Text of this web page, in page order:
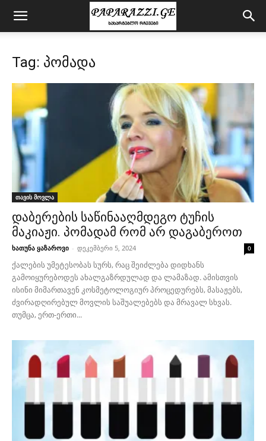
Tag: პომადა
თავის მოვლა
დაბერების საწინააღმდეგო ტუჩის
მაკიაჟი. პომადამ რომ არ დაგაბეროთ
ხათუნა ყაზაროვი - დეკემბერი 5, 2024 0
ქალების უმეტესობას სურს, რაც შეიძლება დიდხანს
გამოიყურებოდეს ახალგაზრდულად და ლამაზად. ამისთვის
ისინი მიმართავენ კოსმეტოლოგიურ პროცედურებს, მასაჟებს,
ძვირადღირებულ მოვლის საშუალებებს და მრავალ სხვას.
თუმცა, ერთ-ერთი...